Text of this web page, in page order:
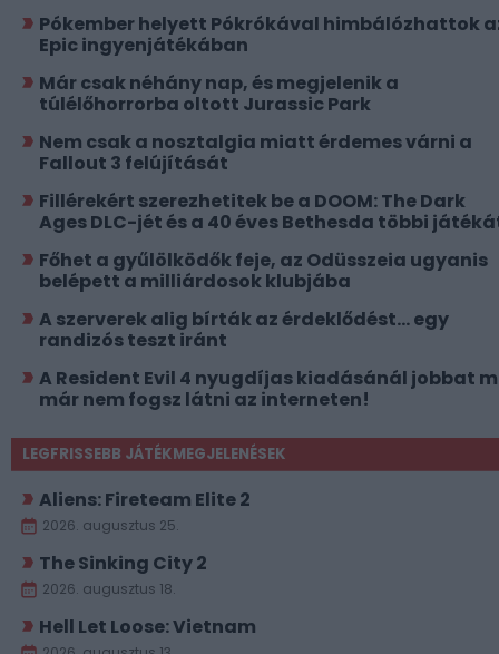
Pókember helyett Pókrókával himbálózhattok
Epic ingyenjátékában
Már csak néhány nap, és megjelenik a
túlélőhorrorba oltott Jurassic Park
Nem csak a nosztalgia miatt érdemes várni a
Fallout 3 felújítását
Fillérekért szerezhetitek be a DOOM: The Dark
Ages DLC-jét és a 40 éves Bethesda többi
Főhet a gyűlölködők feje, az Odüsszeia ugyanis
belépett a milliárdosok klubjába
A szerverek alig bírták az érdeklődést... egy
randizós teszt iránt
A Resident Evil 4 nyugdíjas kiadásánál jobbat
már nem fogsz látni az interneten!
LEGFRISSEBB JÁTÉKMEGJELENÉSEK
Aliens: Fireteam Elite 2
2026. augusztus 25.
The Sinking City 2
2026. augusztus 18.
Hell Let Loose: Vietnam